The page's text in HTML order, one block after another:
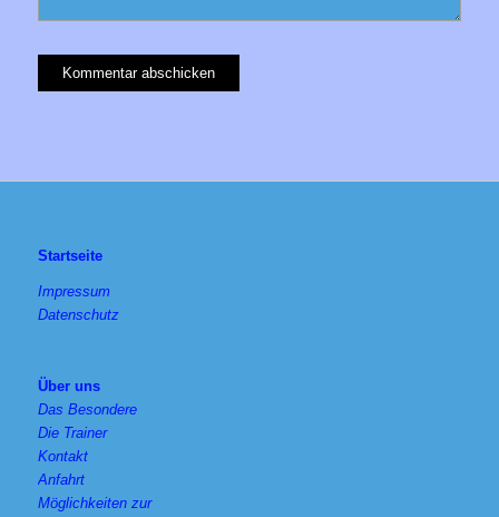
Startseite
Impressum
Datenschutz
Über uns
Das Besondere
Die Trainer
Kontakt
Anfahrt
Möglichkeiten zur